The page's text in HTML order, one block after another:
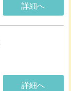
詳細へ
詳細へ